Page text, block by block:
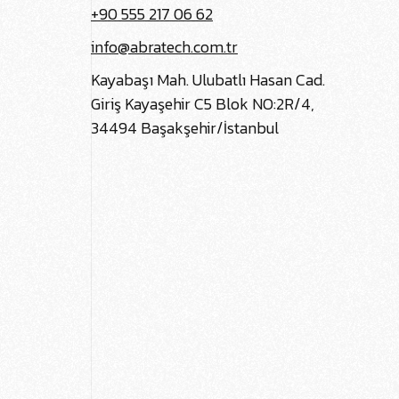
+90 555 217 06 62
info@abratech.com.tr
Kayabaşı Mah. Ulubatlı Hasan Cad.
Giriş Kayaşehir C5 Blok NO:2R/4,
34494 Başakşehir/İstanbul